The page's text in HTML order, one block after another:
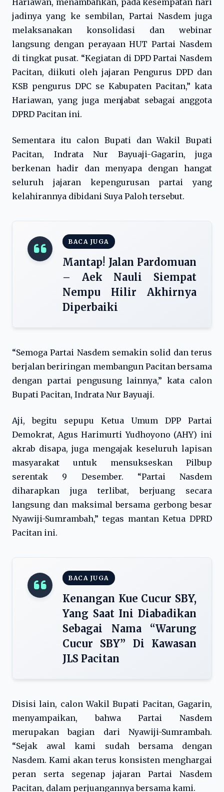
Hariawan, menambahkan, pada kesempatan hari
jadinya yang ke sembilan, Partai Nasdem juga
melaksanakan konsolidasi dan webinar
langsung dengan perayaan HUT Partai Nasdem
di tingkat pusat. “Kegiatan di DPD Partai Nasdem
Pacitan, diikuti oleh jajaran Pengurus DPD dan
KSB pengurus DPC se Kabupaten Pacitan,” kata
Hariawan, yang juga menjabat sebagai anggota
DPRD Pacitan ini.
Sementara itu calon Bupati dan Wakil Bupati
Pacitan, Indrata Nur Bayuaji-Gagarin, juga
berkenan hadir dan menyapa dengan hangat
seluruh jajaran kepengurusan partai yang
kelahirannya dibidani Suya Paloh tersebut.
BACA JUGA
Mantap! Jalan Pardomuan
– Aek Nauli Siempat
Nempu Hilir Akhirnya
Diperbaiki
“Semoga Partai Nasdem semakin solid dan terus
berjalan beriringan membangun Pacitan bersama
dengan partai pengusung lainnya,” kata calon
Bupati Pacitan, Indrata Nur Bayuaji.
Aji, begitu sepupu Ketua Umum DPP Partai
Demokrat, Agus Harimurti Yudhoyono (AHY) ini
akrab disapa, juga mengajak keseluruh lapisan
masyarakat untuk mensukseskan Pilbup
serentak 9 Desember. “Partai Nasdem
diharapkan juga terlibat, berjuang secara
langsung dan maksimal bersama gerbong besar
Nyawiji-Sumrambah,” tegas mantan Ketua DPRD
Pacitan ini.
BACA JUGA
Kenangan Kue Cucur SBY,
Yang Saat Ini Diabadikan
Sebagai Nama “Warung
Cucur SBY” Di Kawasan
JLS Pacitan
Disisi lain, calon Wakil Bupati Pacitan, Gagarin,
menyampaikan, bahwa Partai Nasdem
merupakan bagian dari Nyawiji-Sumrambah.
“Sejak awal kami sudah bersama dengan
Nasdem. Kami akan terus konsisten menghargai
peran serta segenap jajaran Partai Nasdem
Pacitan, dalam perjuangannya bersama kami.